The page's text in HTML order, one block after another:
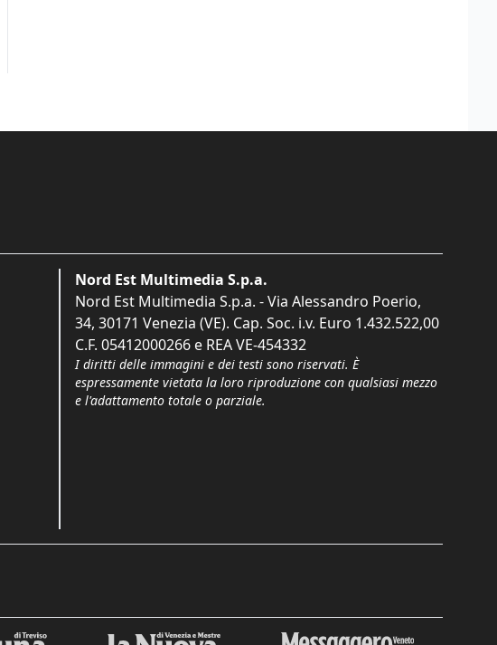
Nord Est Multimedia S.p.a.
Nord Est Multimedia S.p.a. - Via Alessandro Poerio,
34, 30171 Venezia (VE). Cap. Soc. i.v. Euro 1.432.522,00
C.F. 05412000266 e REA VE-454332
I diritti delle immagini e dei testi sono riservati. È
espressamente vietata la loro riproduzione con qualsiasi mezzo
e l'adattamento totale o parziale.